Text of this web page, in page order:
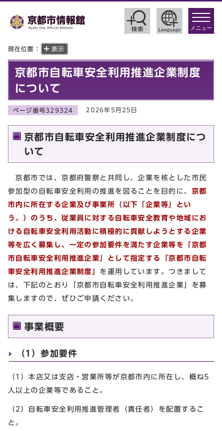
toggle
メニュー
現在位置： 表示
京都市自転車安全利用推進企業制度
について
ページ番号329324 2026年5月25日
京都市自転車安全利用推進企業制度につ
いて
京都市では、京都府警察と共同し、企業を核とした市民
参加型の自転車安全利用の推進を図ることを目的に、 京都
市内に所在する企業及び事業所（以下「企業等」とい
う。）のうち、従業員に対する自転車安全教育や地域にお
ける自転車安全利用活動に積極的に貢献しようとする企業
等を広く募集し、一定の参加要件を満たす企業等を「京都
市自転車安全利用推進企業」として指定する「京都市自転
車安全利用推進企業制度
を運用しています。つきまして
は、下記のとおり「京都市自転車安全利用推進企業」を募
集しますので、ぜひご申請ください。
事業概要
（1）参加要件
（1）本店又は支店・営業所等が京都市内に所在し、概ね5
人以上の企業等であること。
（2）自転車安全利用推進管理者（責任者）を配置するこ
と。